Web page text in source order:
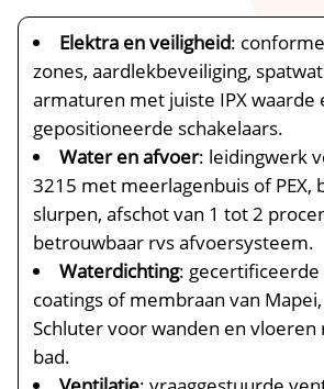
Elektra en veiligheid:
zones, aardlekbeveiliging,
armaturen met juiste IPX waarde
gepositioneerde schakelaars.​
Water en afvoer: leidingwerk
3215 met meerlagenbuis of PEX,
slurpen, afschot van 1 tot 2
betrouwbaar rvs afvoersysteem.​
Waterdichting: gecertificeerde
coatings of membraan van
Schluter voor wanden en vloeren
bad.​